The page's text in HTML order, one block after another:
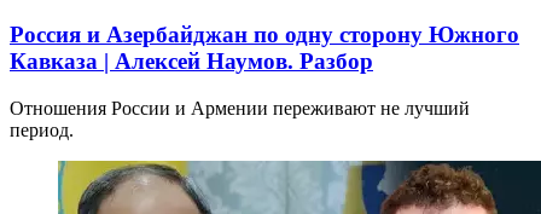
Россия и Азербайджан по одну сторону Южного
Кавказа | Алексей Наумов. Разбор
Отношения России и Армении переживают не лучший
период.